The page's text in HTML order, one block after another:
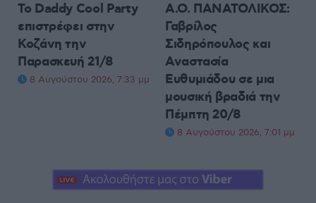
Το Daddy Cool Party
επιστρέφει στην
Κοζάνη την
Παρασκευή 21/8
8 Αυγούστου 2026, 7:33 μμ
Α.Ο. ΠΑΝΑΤΟΛΙΚΟΣ:
Γαβρίλος
Σιδηρόπουλος και
Αναστασία
Ευθυμιάδου σε μια
μουσική βραδιά την
Πέμπτη 20/8
8 Αυγούστου 2026, 7:01 μμ